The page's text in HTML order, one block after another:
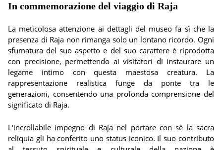
In commemorazione del viaggio di Raja
La meticolosa attenzione ai dettagli del museo fa sì che la
presenza di Raja non rimanga solo un lontano ricordo. Ogni
sfumatura del suo aspetto e del suo carattere è riprodotta
con precisione, permettendo ai visitatori di instaurare un
legame intimo con questa maestosa creatura. La
rappresentazione realistica funge da ponte tra le
generazioni, consentendo una profonda comprensione del
significato di Raja.
L'incrollabile impegno di Raja nel portare con sé la sacra
reliquia gli ha conferito uno status iconico. Il suo contributo